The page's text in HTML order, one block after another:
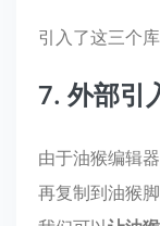
引入了这三个
7. 外部引
由于油猴编辑
再复制到油猴